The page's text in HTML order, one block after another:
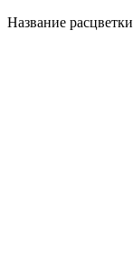
Название расцветки